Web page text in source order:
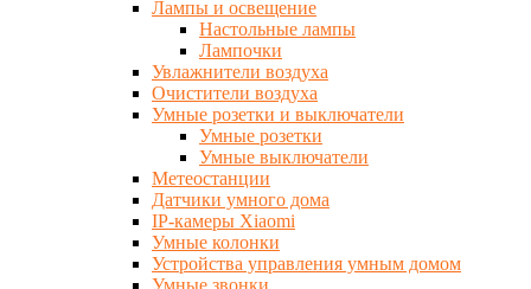
Лампы и освещение
Настольные лампы
Лампочки
Увлажнители воздуха
Очистители воздуха
Умные розетки и выключатели
Умные розетки
Умные выключатели
Метеостанции
Датчики умного дома
IP-камеры Xiaomi
Умные колонки
Устройства управления умным домом
Умные звонки